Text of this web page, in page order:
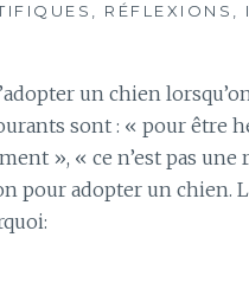
RÉFLEXIONS,
un chien
sont : « pour être
», « ce n’est pas une
pour adopter un chien.